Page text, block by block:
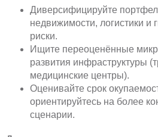
Диверсифицируйте
недвижимости, логистики и
риски.
Ищите переоценённые
развития инфраструктуры
медицинские центры).
Оценивайте срок
ориентируйтесь на более
сценарии.